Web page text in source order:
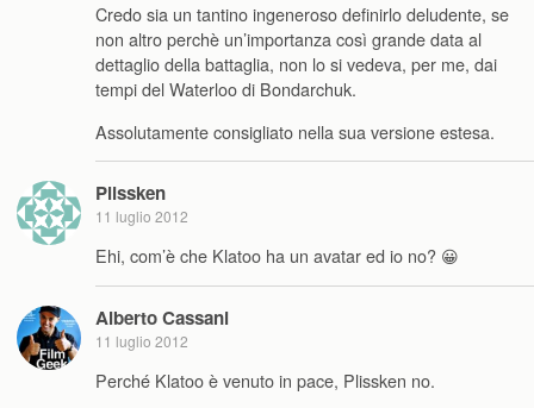
Credo sia un tantino ingeneroso definirlo deludente, se
non altro perchè un’importanza così grande data al
dettaglio della battaglia, non lo si vedeva, per me, dai
tempi del Waterloo di Bondarchuk.
Assolutamente consigliato nella sua versione estesa.
Plissken
11 luglio 2012
Ehi, com’è che Klatoo ha un avatar ed io no? 😀
Alberto Cassani
11 luglio 2012
Perché Klatoo è venuto in pace, Plissken no.